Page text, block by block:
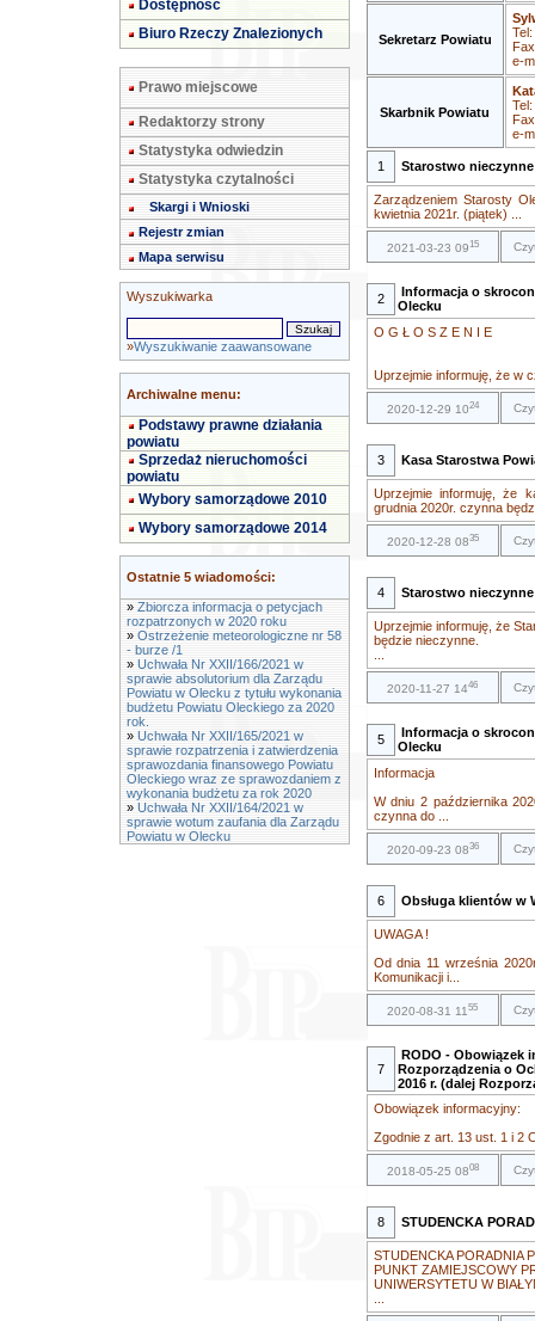
Dostępność
Biuro Rzeczy Znalezionych
Prawo miejscowe
Redaktorzy strony
Statystyka odwiedzin
Statystyka czytalności
Skargi i Wnioski
Rejestr zmian
Mapa serwisu
Wyszukiwarka
»Wyszukiwanie zaawansowane
Archiwalne menu:
Podstawy prawne działania
powiatu
Sprzedaż nieruchomości
powiatu
Wybory samorządowe 2010
Wybory samorządowe 2014
Ostatnie 5 wiadomości:
» Zbiorcza informacja o petycjach
rozpatrzonych w 2020 roku
» Ostrzeżenie meteorologiczne nr 58
- burze /1
» Uchwała Nr XXII/166/2021 w
sprawie absolutorium dla Zarządu
Powiatu w Olecku z tytułu wykonania
budżetu Powiatu Oleckiego za 2020
rok.
» Uchwała Nr XXII/165/2021 w
sprawie rozpatrzenia i zatwierdzenia
sprawozdania finansowego Powiatu
Oleckiego wraz ze sprawozdaniem z
wykonania budżetu za rok 2020
» Uchwała Nr XXII/164/2021 w
sprawie wotum zaufania dla Zarządu
Powiatu w Olecku
Sekretarz Powiatu
e-
Skarbnik Powiatu
e-
1 Starostwo nieczynne
Zarządzeniem Starosty
kwietnia 2021r. (piątek) ...
2021-03-23 0915
2
Informacja o
Olecku
O G Ł O S Z E N I E
Uprzejmie informuję, że w
2020-12-29 1024
3 Kasa Starostwa
Uprzejmie informuję, że
grudnia 2020r. czynna
2020-12-28 0835
4 Starostwo
Uprzejmie informuję, że
będzie nieczynne.
2020-11-27 1446
5
Informacja o
Olecku
Informacja
W dniu 2 października
czynna do ...
2020-09-23 0836
6 Obsługa klientów w
UWAGA !
Od dnia 11 września
Komunikacji i...
2020-08-31 1155
7
RODO - Obowiązek
Rozporządzenia o
2016 r. (dalej
Obowiązek informacyjny:
Zgodnie z art. 13 ust. 1 i 2
2018-05-25 0808
8 STUDENCKA
STUDENCKA PORADNIA
PUNKT ZAMIEJSCOWY
UNIWERSYTETU W